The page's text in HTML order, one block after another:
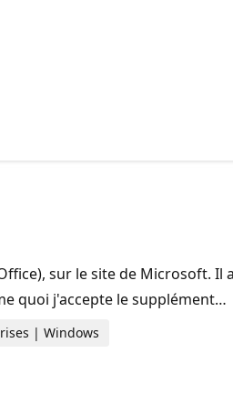
sur le site de Microsoft.
quoi j'accepte le supplément…
| Windows